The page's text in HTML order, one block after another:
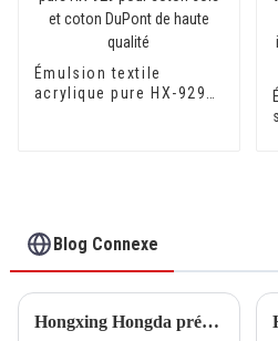
Émulsion textile
acrylique pure HX-929
Blog Connexe
Hongxing Hongda prévoit d'investir 1,6 milliard de yuans pour construire une nouvelle usine de production d'émulsion d'une capacité de production de 510 000 tonnes par an.